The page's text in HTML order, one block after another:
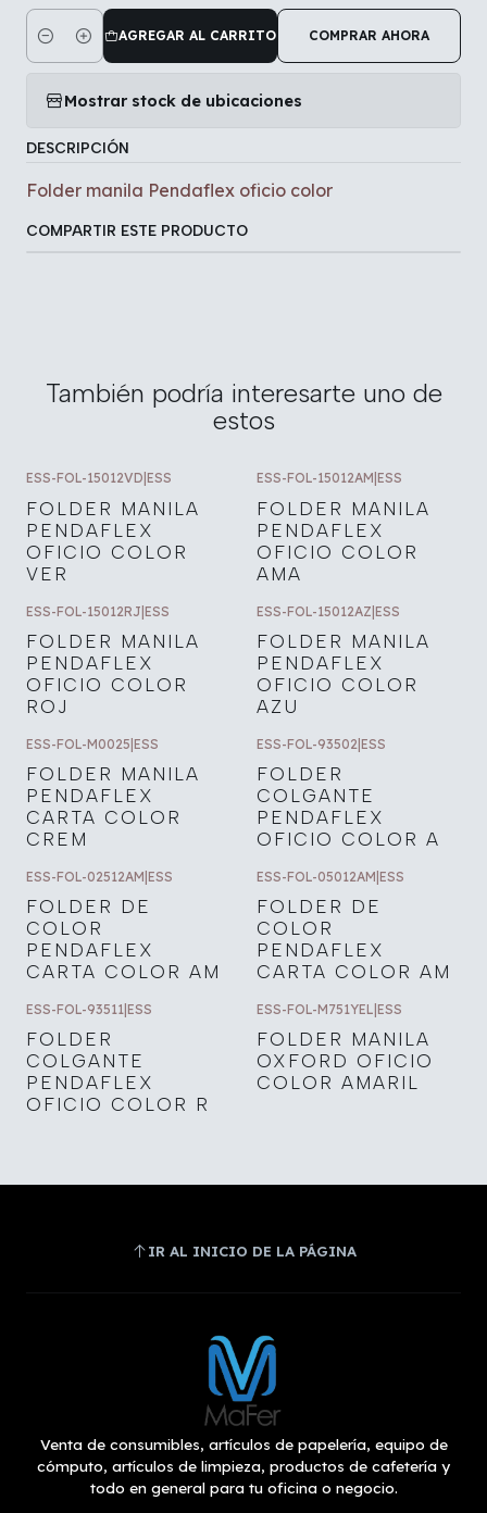
Cantidad
AGREGAR AL CARRITO COMPRAR AHORA
Mostrar stock de ubicaciones
DESCRIPCIÓN
Folder manila Pendaflex oficio color
COMPARTIR ESTE PRODUCTO
También podría interesarte uno de
estos
ESS-FOL-15012VD ESS
FOLDER MANILA
PENDAFLEX
OFICIO COLOR
VER
ESS-FOL-15012AM ESS
FOLDER MANILA
PENDAFLEX
OFICIO COLOR
AMA
ESS-FOL-15012RJ|ESS
FOLDER MANILA
PENDAFLEX
OFICIO COLOR
ROJ
ESS-FOL-15012AZ|ESS
FOLDER MANILA
PENDAFLEX
OFICIO COLOR
AZU
ESS-FOL-M0025 ESS
FOLDER MANILA
PENDAFLEX
CARTA COLOR
CREM
ESS-FOL-93502 ESS
FOLDER
COLGANTE
PENDAFLEX
OFICIO COLOR A
ESS-FOL-02512AM ESS
FOLDER DE
COLOR
PENDAFLEX
CARTA COLOR AM
ESS-FOL-05012AM ESS
FOLDER DE
COLOR
PENDAFLEX
CARTA COLOR AM
ESS-FOL-93511 ESS
FOLDER
COLGANTE
PENDAFLEX
OFICIO COLOR R
ESS-FOL-M751YEL ESS
FOLDER MANILA
OXFORD OFICIO
COLOR AMARIL
IR AL INICIO DE LA PÁGINA
Venta de consumibles, artículos de papelería, equipo de
cómputo, artículos de limpieza, productos de cafetería y
todo en general para tu oficina o negocio.